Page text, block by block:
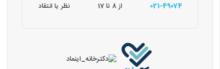
021-49074
از 8 تا 17
نظر یا انتقاد